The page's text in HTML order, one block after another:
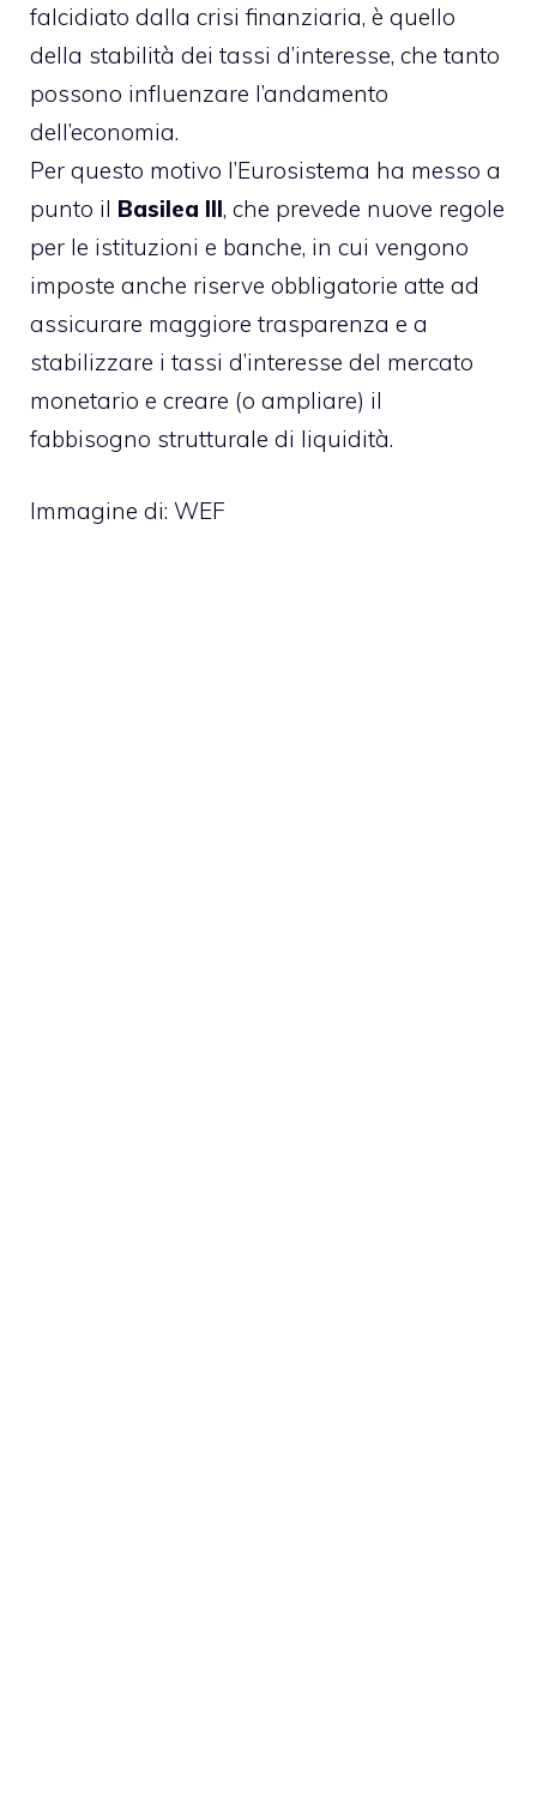
falcidiato dalla crisi finanziaria, è quello
della stabilità dei tassi d’interesse, che tanto
possono influenzare l’andamento
dell’economia.
Per questo motivo l’Eurosistema ha messo a
punto il Basilea III, che prevede nuove regole
per le istituzioni e banche, in cui vengono
imposte anche riserve obbligatorie atte ad
assicurare maggiore trasparenza e a
stabilizzare i tassi d’interesse del mercato
monetario e creare (o ampliare) il
fabbisogno strutturale di liquidità.
Immagine di: WEF